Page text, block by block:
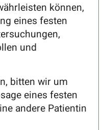
können,
eines festen
und
bitten wir um
eines festen
andere Patientin